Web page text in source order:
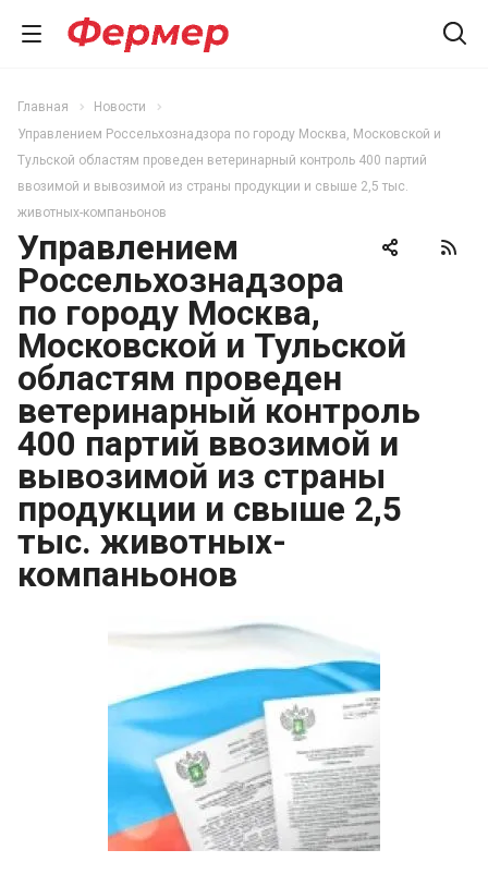
Главная
Новости
Управлением Россельхознадзора по городу Москва, Московской и
Тульской областям проведен ветеринарный контроль 400 партий
ввозимой и вывозимой из страны продукции и свыше 2,5 тыс.
животных-компаньонов
Управлением
Россельхознадзора
по городу Москва,
Московской и Тульской
областям проведен
ветеринарный контроль
400 партий ввозимой и
вывозимой из страны
продукции и свыше 2,5
тыс. животных-
компаньонов